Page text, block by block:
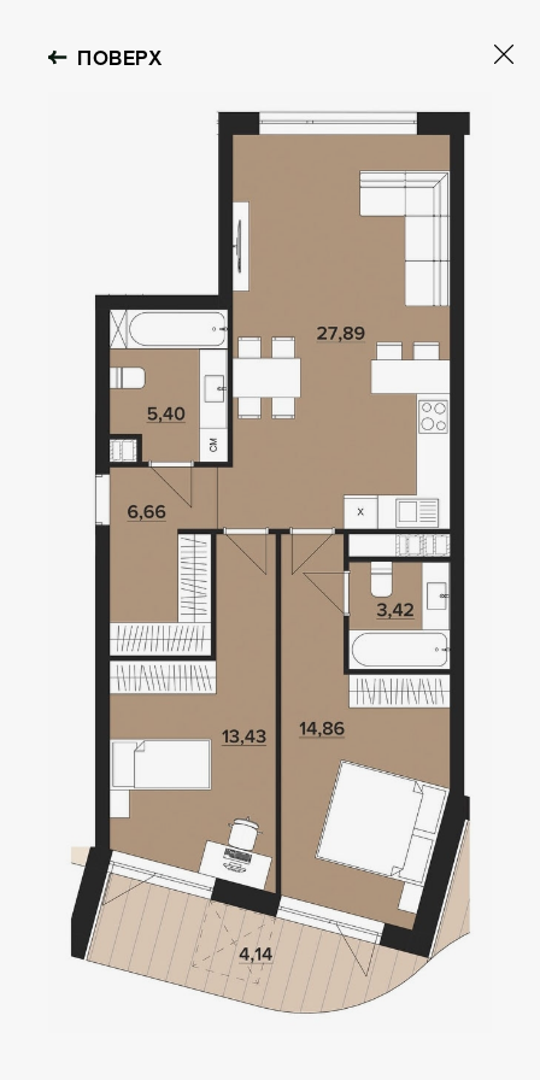
OBOLON HOUSE
Київ, Оболонський р-н
Проєктування
Комплекс складається з
двох будинків — 10 та
9 поверхів, а також трьох
таунхаусів по 3 поверхи.
Багатошаровість проекту
дозволяє йому виглядати,
ПОВЕРХ